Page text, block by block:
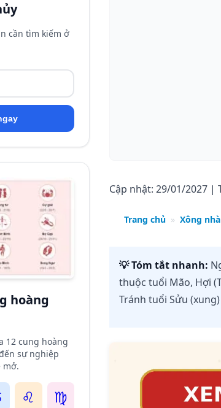
cần tìm kiếm ở
hoàng
12 cung hoàng
sự nghiệp
mở.
♌
♍
Cập nhật: 29/01/2027 |
Trang chủ » Xông
💡 Tóm tắt nhanh:
thuộc tuổi Mão, Hợi
Tránh tuổi Sửu (xung)